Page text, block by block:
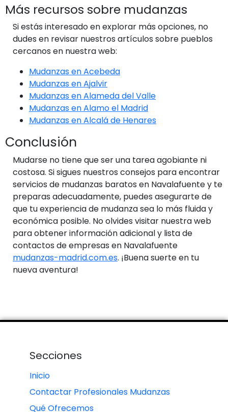
Más recursos sobre mudanzas
Si estás interesado en explorar más opciones, no
dudes en revisar nuestros artículos sobre pueblos
cercanos en nuestra web:
Mudanzas en Acebeda
Mudanzas en Ajalvir
Mudanzas en Alameda del Valle
Mudanzas en Alamo el Madrid
Mudanzas en Alcalá de Henares
Conclusión
Mudarse no tiene que ser una tarea agobiante ni
costosa. Si sigues nuestros consejos para encontrar
servicios de mudanzas baratos en Navalafuente y te
preparas adecuadamente, puedes asegurarte de
que tu experiencia de mudanza sea lo más fluida y
económica posible. No olvides visitar nuestra web
para obtener información adicional y lista de
contactos de empresas en Navalafuente
mudanzas-madrid.com.es. ¡Buena suerte en tu
nueva aventura!
Secciones
Inicio
Contactar Profesionales Mudanzas
Qué Ofrecemos